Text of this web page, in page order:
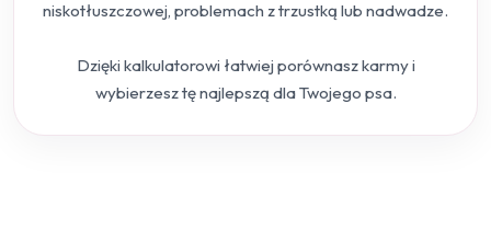
niskotłuszczowej, problemach z trzustką lub nadwadze.
Dzięki kalkulatorowi łatwiej porównasz karmy i
wybierzesz tę najlepszą dla Twojego psa.